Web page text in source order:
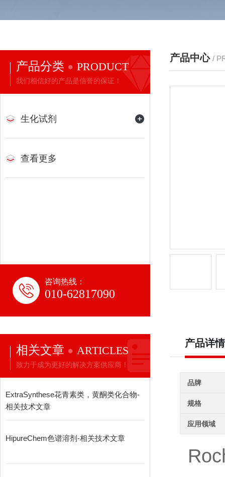
产品分类 PRODUCT
我们相信好的产品是信誉的保证！
生化试剂
查看更多
咨询热线：
010-62817090
相关文章 ARTICLES
致力于成为更好的解决方案供应商！
ExtraSynthese花青素类，黄酮类化合物-
相关技术文章
HipureChem色谱溶剂-相关技术文章
产品中心 /
产品详情
品牌
规格
应用领域